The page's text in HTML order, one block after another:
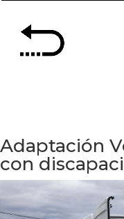
Adaptación
con